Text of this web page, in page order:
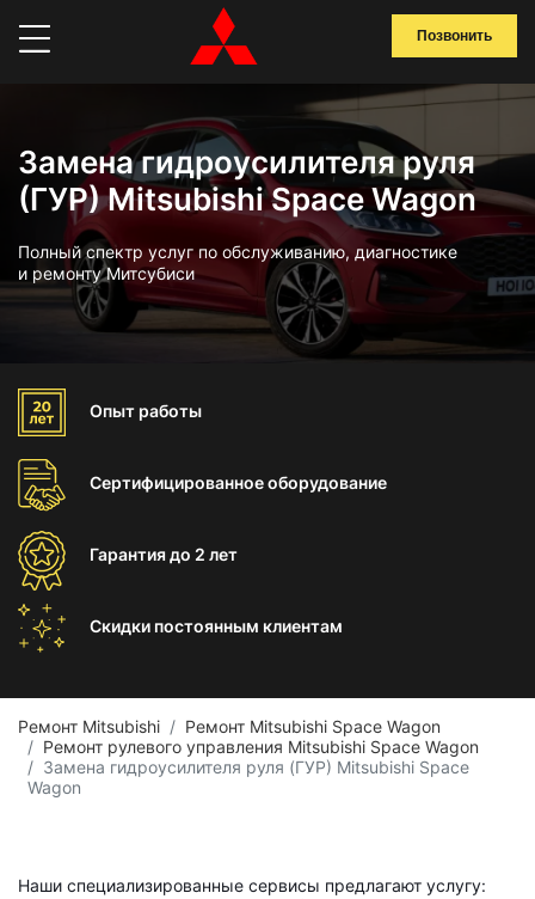
Позвонить
Замена гидроусилителя руля
(ГУР) Mitsubishi Space Wagon
Полный спектр услуг по обслуживанию, диагностике
и ремонту Митсубиси
Опыт работы
Сертифицированноеоборудование
Гарантиядо 2 лет
Скидки постоянным клиентам
Ремонт Mitsubishi
Ремонт Mitsubishi Space Wagon
Ремонт рулевого управления Mitsubishi Space Wagon
Замена гидроусилителя руля (ГУР) Mitsubishi Space
Wagon
Наши специализированные сервисы предлагают услугу: